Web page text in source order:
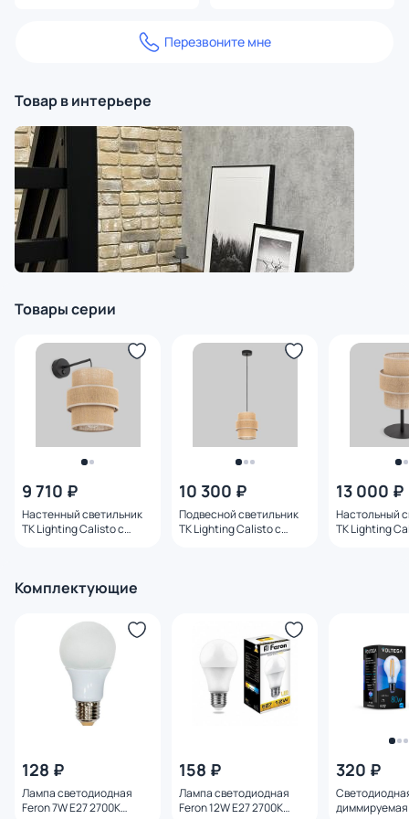
Перезвоните мне
Товар в интерьере
Товары серии
9 710 ₽
Настенный светильник
TK Lighting Calisto с
10 300 ₽
Подвесной светильник
TK Lighting Calisto с
13 000 ₽
Настольный
TK Lighting
Комплектующие
128 ₽
Лампа светодиодная
Feron 7W E27 2700K
158 ₽
Лампа светодиодная
Feron 12W E27 2700K
320 ₽